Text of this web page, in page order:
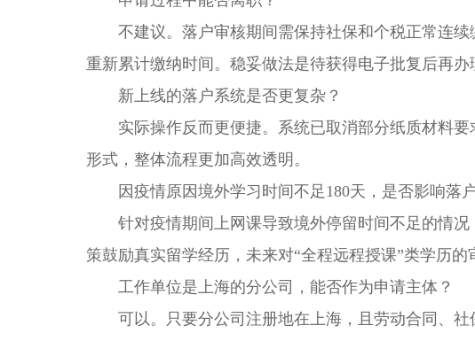
不建议。落户审核期间需保持社保和个税正常连续
重新累计缴纳时间。稳妥做法是待获得电子批复后再办
新上线的落户系统是否更复杂？
实际操作反而更便捷。系统已取消部分纸质材料要
形式，整体流程更加高效透明。
因疫情原因境外学习时间不足180天，是否影响落
针对疫情期间上网课导致境外停留时间不足的情况
策鼓励真实留学经历，未来对“全程远程授课”类学历的
工作单位是上海的分公司，能否作为申请主体？
可以。只要分公司注册地在上海，且劳动合同、社